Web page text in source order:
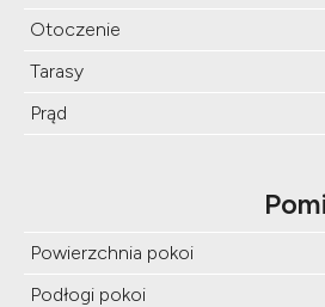
Otoczenie
Tarasy
Prąd
Powierzchnia pokoi
Podłogi pokoi